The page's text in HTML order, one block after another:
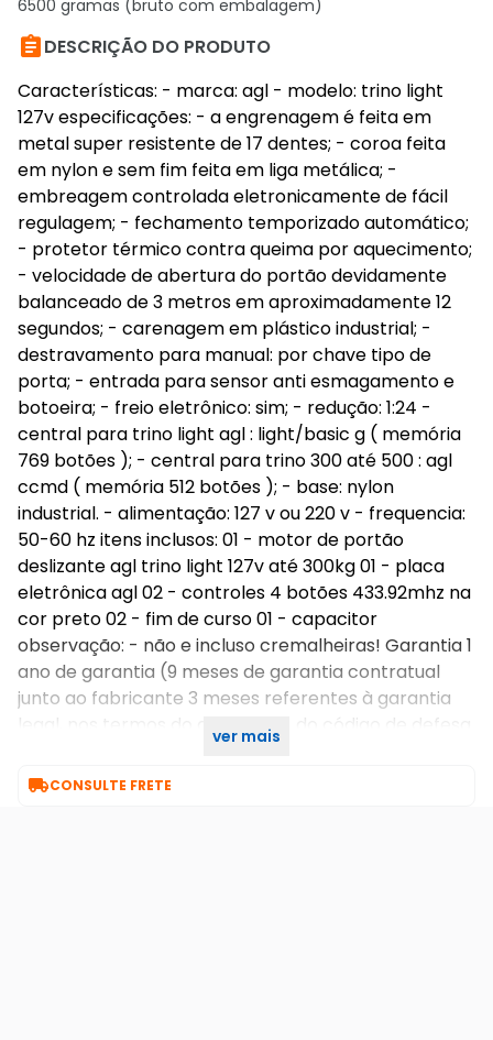
6500 gramas (bruto com embalagem)
DESCRIÇÃO DO PRODUTO
Características: - marca: agl - modelo: trino light
127v especificações: - a engrenagem é feita em
metal super resistente de 17 dentes; - coroa feita
em nylon e sem fim feita em liga metálica; -
embreagem controlada eletronicamente de fácil
regulagem; - fechamento temporizado automático;
- protetor térmico contra queima por aquecimento;
- velocidade de abertura do portão devidamente
balanceado de 3 metros em aproximadamente 12
segundos; - carenagem em plástico industrial; -
destravamento para manual: por chave tipo de
porta; - entrada para sensor anti esmagamento e
botoeira; - freio eletrônico: sim; - redução: 1:24 -
central para trino light agl : light/basic g ( memória
769 botões ); - central para trino 300 até 500 : agl
ccmd ( memória 512 botões ); - base: nylon
industrial. - alimentação: 127 v ou 220 v - frequencia:
50-60 hz itens inclusos: 01 - motor de portão
deslizante agl trino light 127v até 300kg 01 - placa
eletrônica agl 02 - controles 4 botões 433.92mhz na
cor preto 02 - fim de curso 01 - capacitor
observação: - não e incluso cremalheiras! Garantia 1
ano de garantia (9 meses de garantia contratual
junto ao fabricante 3 meses referentes à garantia
legal, nos termos do artigo 26, ii, do código de defesa
ver mais
CONSULTE FRETE